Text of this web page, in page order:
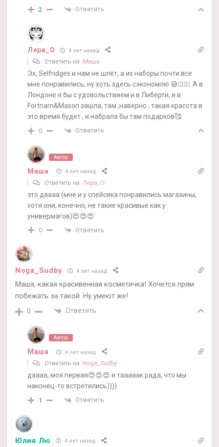
2 Ответить
Лера_О 4 лет назад
Ответить на Маша
Эх, Selfridges и нам не шлёт, а их наборы почти все
мне понравились, ну хоть здесь сэкономлю 😅🤷🏻‍♀️. А в
Лондоне я бы с удовольствием и в Либерти, и в
Fortnam&Mason зашла, там ,наверно , такая красота в
это время будет , и набрала бы там подарков🥰
0 Ответить
Автор
Маша 4 лет назад
Ответить на Лера_О
это даааа (мне и у спейсика понравились магазины,
хотя они, конечно, не такие красивые как у
универмагов)😍😍😍
0 Ответить
Noga_Sudby 4 лет назад
Маша, какая красивенная косметичка! Хочется прям
побежать за такой. Ну умеют же!
0 Ответить
Автор
Маша 4 лет назад
Ответить на Noga_Sudby
даааа, моя первая😍😍😍 я тааааак рада, что мы
наконец-то встретились))))
1 Ответить
Юлия Лю 4 лет назад